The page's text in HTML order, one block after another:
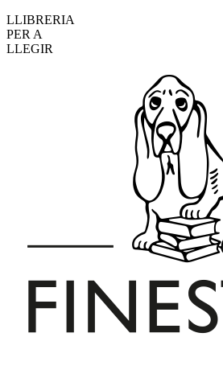
LLIBRERIA
PER A
LLEGIR